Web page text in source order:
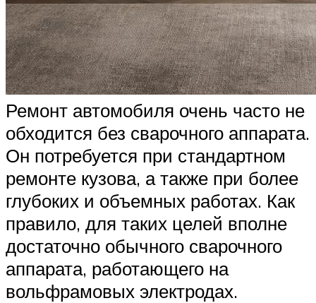
Ремонт автомобиля очень часто не
обходится без сварочного аппарата.
Он потребуется при стандартном
ремонте кузова, а также при более
глубоких и объемных работах. Как
правило, для таких целей вполне
достаточно обычного сварочного
аппарата, работающего на
вольфрамовых электродах.